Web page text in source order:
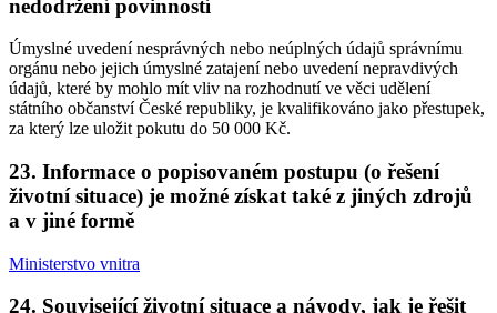
nedodržení povinností
Úmyslné uvedení nesprávných nebo neúplných údajů správnímu
orgánu nebo jejich úmyslné zatajení nebo uvedení nepravdivých
údajů, které by mohlo mít vliv na rozhodnutí ve věci udělení
státního občanství České republiky, je kvalifikováno jako přestupek,
za který lze uložit pokutu do 50 000 Kč.
23. Informace o popisovaném postupu (o řešení
životní situace) je možné získat také z jiných zdrojů
a v jiné formě
Ministerstvo vnitra
24. Související životní situace a návody, jak je řešit